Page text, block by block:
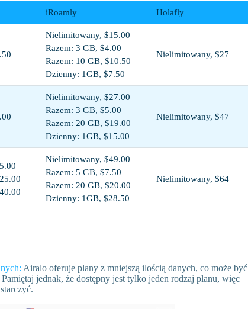
iRoamly Holafly
Nielimitowany, $15.00
Razem: 3 GB, $4.00
Razem: 10 GB, $10.50
Dzienny: 1GB, $7.50
Nielimitowany, $27
Nielimitowany, $27.00
Razem: 3 GB, $5.00
Razem: 20 GB, $19.00
Dzienny: 1GB, $15.00
Nielimitowany, $47
Nielimitowany, $49.00
Razem: 5 GB, $7.50
Razem: 20 GB, $20.00
Dzienny: 1GB, $28.50
Nielimitowany, $64
Airalo oferuje plany z mniejszą ilością danych, co może być
jednak, że dostępny jest tylko jeden rodzaj planu, więc